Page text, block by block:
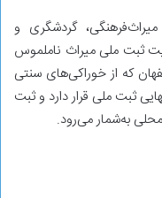
گردشگری و
ثبت ملی میراث ناملموس
که از خوراکی‌های سنتی
ثبت ملی قرار دارد و ثبت
به‌شمار می‌رود.